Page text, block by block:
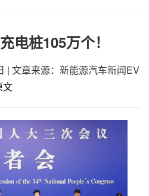
电桩105万个！
| 文章来源：新能源汽车新闻EV
文